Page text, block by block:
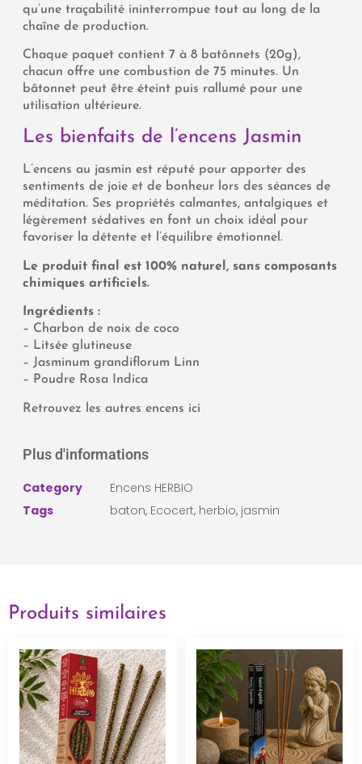
qu’une traçabilité ininterrompue tout au long de la
chaîne de production.
Chaque paquet contient 7 à 8 batônnets (20g),
chacun offre une combustion de 75 minutes. Un
bâtonnet peut être éteint puis rallumé pour une
utilisation ultérieure.
Les bienfaits de l’encens Jasmin
L’encens au jasmin est réputé pour apporter des
sentiments de joie et de bonheur lors des séances de
méditation. Ses propriétés calmantes, antalgiques et
légèrement sédatives en font un choix idéal pour
favoriser la détente et l’équilibre émotionnel.
Le produit final est 100% naturel, sans composants
chimiques artificiels.
Ingrédients :
– Charbon de noix de coco
– Litsée glutineuse
– Jasminum grandiflorum Linn
– Poudre Rosa Indica
Retrouvez les autres encens ici
Plus d'informations
Category
Encens HERBIO
Tags
baton, Ecocert, herbio, jasmin
Produits similaires